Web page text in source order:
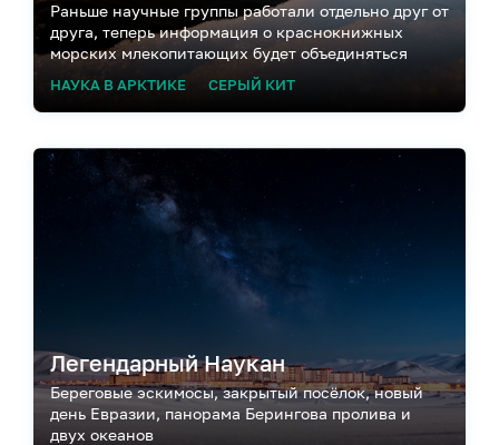
Раньше научные группы работали отдельно друг от
друга, теперь информация о краснокнижных
морских млекопитающих будет объединяться
НАУКА В АРКТИКЕ СЕРЫЙ КИТ
Легендарный Наукан
Береговые эскимосы, закрытый посёлок, новый
день Евразии, панорама Берингова пролива и
двух океанов